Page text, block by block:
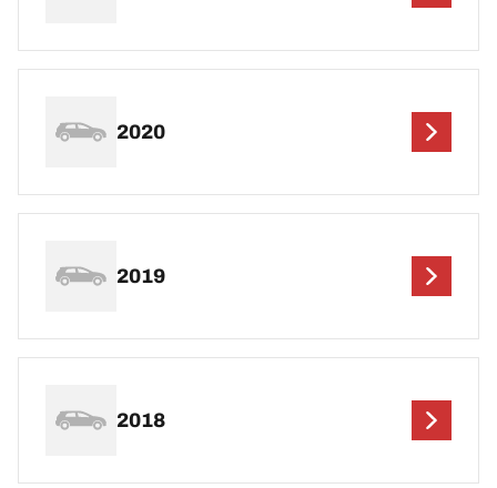
2020
2019
2018